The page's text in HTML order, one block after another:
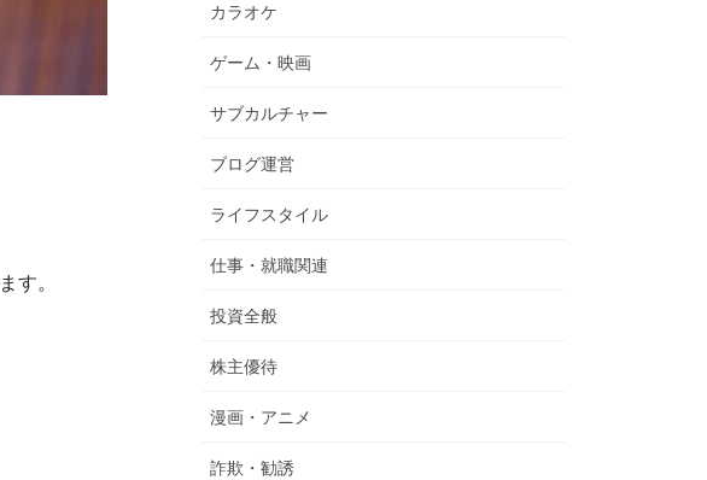
す。
カラオケ
ゲーム・映画
サブカルチャー
ブログ運営
ライフスタイル
仕事・就職関連
投資全般
株主優待
漫画・アニメ
詐欺・勧誘